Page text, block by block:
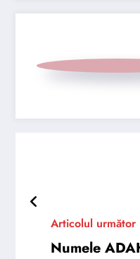
Articolul următor
Numele